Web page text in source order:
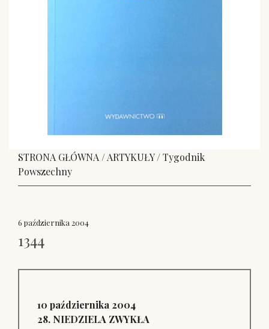
STRONA GŁÓWNA /ARTYKUŁY /Tygodnik
Powszechny
6 października 2004
1344
10 października 2004
28. NIEDZIELA ZWYKŁA